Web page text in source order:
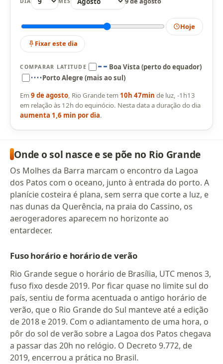
Hoje
Fixar este dia
COMPARAR LATITUDE
Boa Vista (perto do equador)
Porto Alegre (mais ao sul)
Em9 de agosto, Rio Grande tem 10h 47min de luz, -1h13
em relação às 12h do equinócio. Nesta data a duração do dia
aumenta 1,6 min por dia.
Onde o sol nasce e se põe no Rio Grande
Os Molhes da Barra marcam o encontro da Lagoa
dos Patos com o oceano, junto à entrada do porto. A
planície costeira é plana, sem serra que corte a luz, e
nas dunas da Querência, na praia do Cassino, os
aerogeradores aparecem no horizonte ao
entardecer.
Fuso horário e horário de verão
Rio Grande segue o horário de Brasília, UTC menos 3,
fuso fixo desde 2019. Por ficar quase no limite sul do
país, sentiu de forma acentuada o antigo horário de
verão, que o Rio Grande do Sul manteve até a edição
de 2018 e 2019. Com o adiantamento de uma hora, o
pôr do sol de verão sobre a Lagoa dos Patos chegava
a passar das 20h no relógio. O Decreto 9.772, de
2019, encerrou a prática no Brasil.